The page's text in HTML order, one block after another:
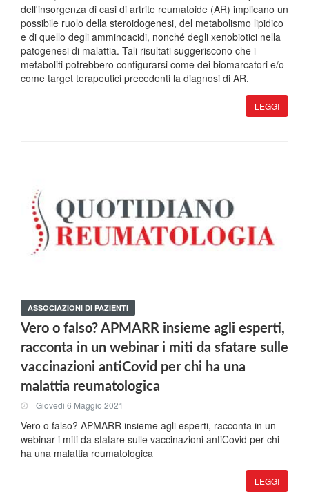
dell'insorgenza di casi di artrite reumatoide (AR) implicano un
possibile ruolo della steroidogenesi, del metabolismo lipidico
e di quello degli amminoacidi, nonché degli xenobiotici nella
patogenesi di malattia. Tali risultati suggeriscono che i
metaboliti potrebbero configurarsi come dei biomarcatori e/o
come target terapeutici precedenti la diagnosi di AR.
LEGGI
ASSOCIAZIONI DI PAZIENTI
Vero o falso? APMARR insieme agli esperti,
racconta in un webinar i miti da sfatare sulle
vaccinazioni antiCovid per chi ha una
malattia reumatologica
Giovedi 6 Maggio 2021
Vero o falso? APMARR insieme agli esperti, racconta in un
webinar i miti da sfatare sulle vaccinazioni antiCovid per chi
ha una malattia reumatologica
LEGGI